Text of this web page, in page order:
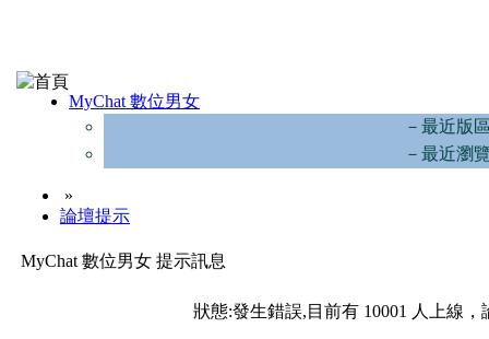
MyChat 數位男女
－最近版
－最近瀏
»
論壇提示
MyChat 數位男女 提示訊息
狀態:發生錯誤,目前有 10001 人上線